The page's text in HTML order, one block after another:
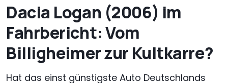
Dacia Logan (2006) im
Fahrbericht: Vom
Billigheimer zur Kultkarre?
Hat das einst günstigste Auto Deutschlands